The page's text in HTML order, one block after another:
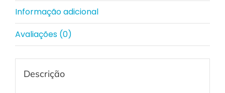
Informação adicional
Avaliações (0)
Descrição